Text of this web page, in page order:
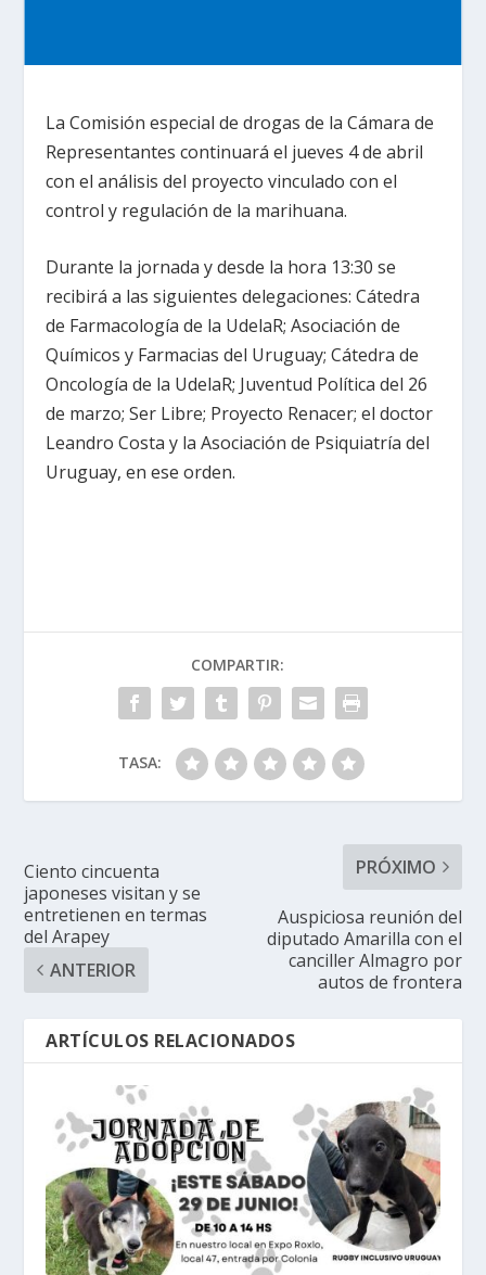
La Comisión especial de drogas de la Cámara de
Representantes continuará el jueves 4 de abril
con el análisis del proyecto vinculado con el
control y regulación de la marihuana.
Durante la jornada y desde la hora 13:30 se
recibirá a las siguientes delegaciones: Cátedra
de Farmacología de la UdelaR; Asociación de
Químicos y Farmacias del Uruguay; Cátedra de
Oncología de la UdelaR; Juventud Política del 26
de marzo; Ser Libre; Proyecto Renacer; el doctor
Leandro Costa y la Asociación de Psiquiatría del
Uruguay, en ese orden.
COMPARTIR:
TASA:
Ciento cincuenta
japoneses visitan y se
entretienen en termas
del Arapey
ANTERIOR
PRÓXIMO
Auspiciosa reunión del
diputado Amarilla con el
canciller Almagro por
autos de frontera
ARTÍCULOS RELACIONADOS